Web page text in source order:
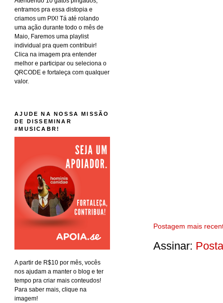
Postagem mais
Assinar:
entramos pra essa distopia e
criamos um PIX! Tá até rolando
uma ação durante todo o mês de
Maio, Faremos uma playlist
individual pra quem contribuir!
Clica na imagem pra entender
melhor e participar ou seleciona o
QRCODE e fortaleça com qualquer
valor.
AJUDE NA NOSSA MISSÃO
DE DISSEMINAR
#MUSICABR!
A partir de R$10 por mês, vocês
nos ajudam a manter o blog e ter
tempo pra criar mais conteudos!
Para saber mais, clique na
imagem!